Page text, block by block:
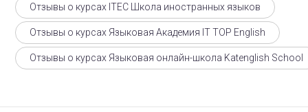
Отзывы о курсах ITEC Школа иностранных языков
Отзывы о курсах Языковая Академия IT TOP English
Отзывы о курсах Языковая онлайн-школа Katenglish School